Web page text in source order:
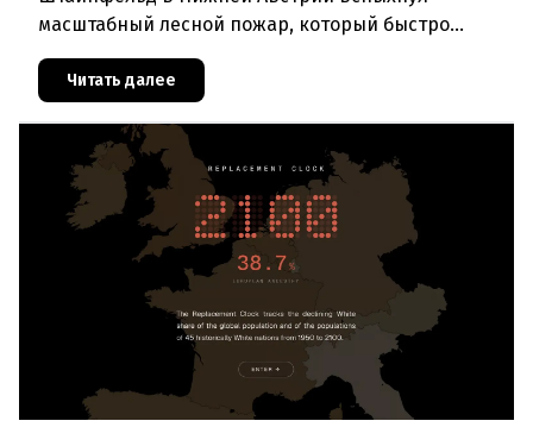
масштабный лесной пожар, который быстро
В ходе тушения пострадали шесте
Читать далее